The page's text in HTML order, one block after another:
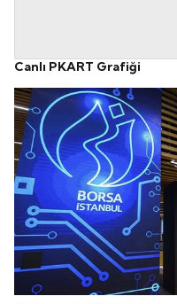
Canlı PKART Grafiği